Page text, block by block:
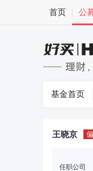
首页 公
基金首页
王晓京
任职公司